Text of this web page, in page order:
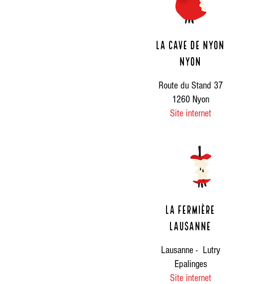
La cave de Nyon
Nyon
Route du Stand 37
1260 Nyon
Site internet
La Fermière
Lausanne
Lausanne - Lutry
Epalinges
Site internet